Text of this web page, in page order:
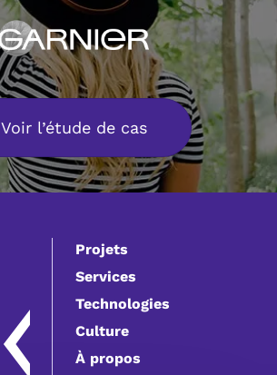
Voir l’étude de cas
Projets
Services
Technologies
Culture
À propos